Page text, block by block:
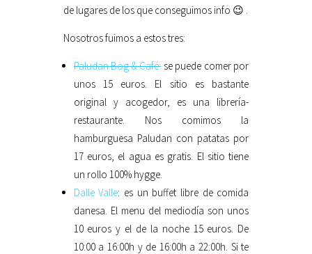
de lugares de los que conseguimos info 😉 .
Nosotros fuimos a estos tres:
Paludan Bog & Café:se puede comer por
unos 15 euros. El sitio es bastante
original y acogedor, es una librería-
restaurante. Nos comimos la
hamburguesa Paludan con patatas por
17 euros, el agua es gratis. El sitio tiene
un rollo 100% hygge.
Dalle Valle: es un buffet libre de comida
danesa. El menu del mediodía son unos
10 euros y el de la noche 15 euros. De
10:00 a 16:00h y de 16:00h a 22:00h. Si te